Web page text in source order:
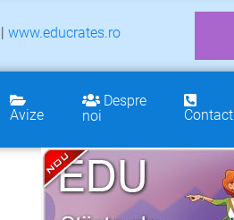
| www.educrates.ro
Avize
Despre
noi
Contact